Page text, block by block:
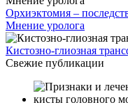
Орхиэктомия –
Мнение уролога
Кистозно-глиозная
Свежие публикации